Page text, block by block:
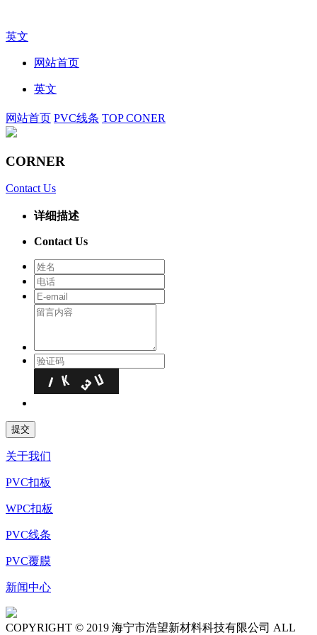
英文
网站首页
英文
网站首页 PVC线条 TOP CONER
CORNER
Contact Us
详细描述
Contact Us
关于我们
PVC扣板
WPC扣板
PVC线条
PVC覆膜
新闻中心
COPYRIGHT © 2019 海宁市浩望新材料科技有限公司 ALL